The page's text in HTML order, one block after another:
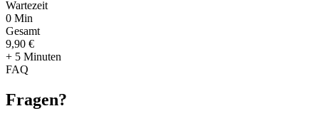
Wartezeit
0 Min
Gesamt
9,90 €
+ 5 Minuten
FAQ
Fragen?